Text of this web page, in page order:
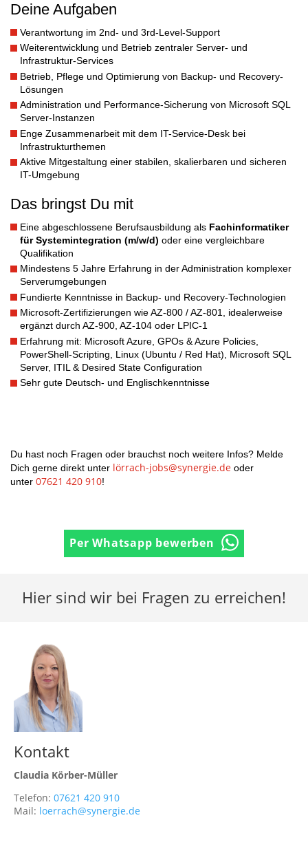
Deine Aufgaben
Verantwortung im 2nd- und 3rd-Level-Support
Weiterentwicklung und Betrieb zentraler Server- und
Infrastruktur-Services
Betrieb, Pflege und Optimierung von Backup- und Recovery-
Lösungen
Administration und Performance-Sicherung von Microsoft SQL
Server-Instanzen
Enge Zusammenarbeit mit dem IT-Service-Desk bei
Infrastrukturthemen
Aktive Mitgestaltung einer stabilen, skalierbaren und sicheren
IT-Umgebung
Das bringst Du mit
Eine abgeschlossene Berufsausbildung als Fachinformatiker
für Systemintegration (m/w/d) oder eine vergleichbare
Qualifikation
Mindestens 5 Jahre Erfahrung in der Administration komplexer
Serverumgebungen
Fundierte Kenntnisse in Backup- und Recovery-Technologien
Microsoft-Zertifizierungen wie AZ-800 / AZ-801, idealerweise
ergänzt durch AZ-900, AZ-104 oder LPIC-1
Erfahrung mit: Microsoft Azure, GPOs & Azure Policies,
PowerShell-Scripting, Linux (Ubuntu / Red Hat), Microsoft SQL
Server, ITIL & Desired State Configuration
Sehr gute Deutsch- und Englischkenntnisse
Du hast noch Fragen oder brauchst noch weitere Infos? Melde
Dich gerne direkt unter lörrach-jobs@synergie.de oder
unter 07621 420 910!
Per Whatsapp bewerben
Hier sind wir bei Fragen zu erreichen!
Kontakt
Claudia Körber-Müller
Telefon: 07621 420 910
Mail: loerrach@synergie.de